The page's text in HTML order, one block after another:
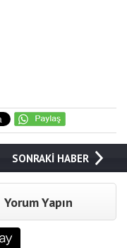
SONRAKİ HABER
Yorum Yapın